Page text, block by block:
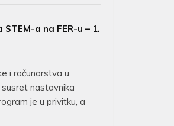
a na FER-u – 1.
i računarstva u
nastavnika
je u privitku, a